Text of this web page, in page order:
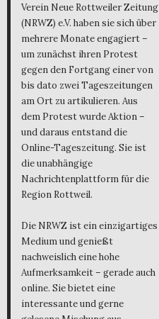
Verein Neue Rottweiler Zeitung
(NRWZ) e.V. haben sie sich über
mehrere Monate engagiert –
um zunächst ihren Protest
gegen den Fortgang einer von
bis dato zwei Tageszeitungen
am Ort zu artikulieren. Aus
dem Protest wurde Aktion –
und daraus entstand die
Online-Tageszeitung. Sie ist
die unabhängige
Nachrichtenplattform für die
Region Rottweil.
Die NRWZ ist ein einzigartiges
Medium und genießt
nachweislich eine hohe
Aufmerksamkeit – gerade auch
online. Sie bietet eine
interessante und gerne